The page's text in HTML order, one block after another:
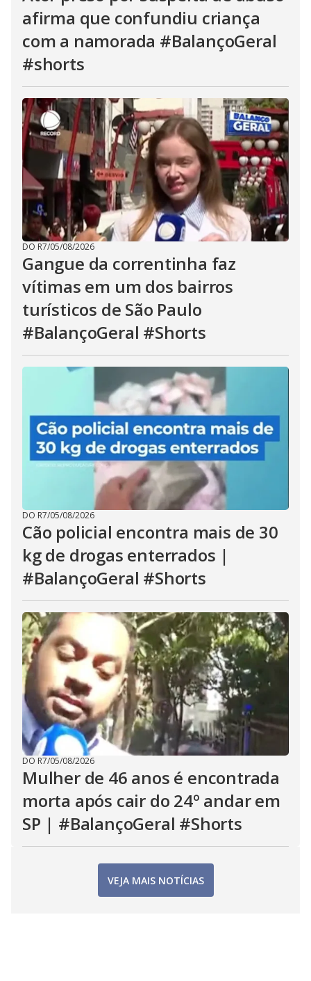
afirma que confundiu criança
com a namorada #BalançoGeral
#shorts
DO R7/05/08/2026
Gangue da correntinha faz
vítimas em um dos bairros
turísticos de São Paulo
#BalançoGeral #Shorts
DO R7/05/08/2026
Cão policial encontra mais de 30
kg de drogas enterrados |
#BalançoGeral #Shorts
DO R7/05/08/2026
Mulher de 46 anos é encontrada
morta após cair do 24º andar em
SP | #BalançoGeral #Shorts
VEJA MAIS NOTÍCIAS